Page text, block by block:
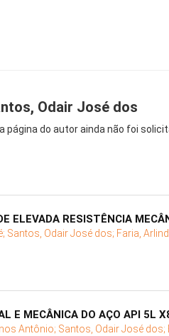
Odair José dos
página do autor ainda não foi
ELEVADA RESISTÊNCIA
Santos, Odair José dos; Faria,
E MECÂNICA DO AÇO API 5L
Antônio; Santos, Odair José dos;